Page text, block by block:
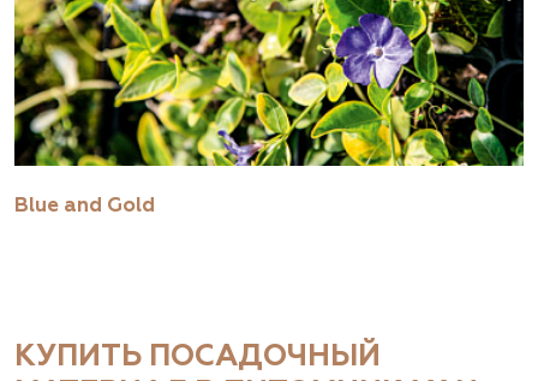
Blue and Gold
КУПИТЬ ПОСАДОЧНЫЙ